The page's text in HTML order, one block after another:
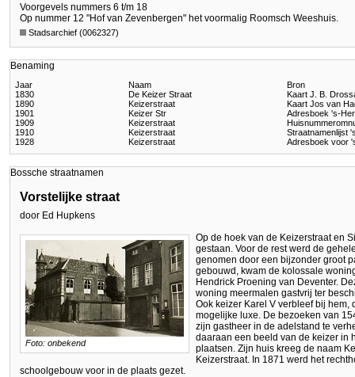
Voorgevels nummers 6 t/m 18
Op nummer 12 "Hof van Zevenbergen" het voormalig Roomsch Weeshuis.
Stadsarchief (0062327)
Benaming
Jaar Naam
Bron
1830
De Keizer Straat
Kaart J. B.
1890
Keizerstraat
Kaart Jos van
1901
Keizer Str
Adresboek 's-
1909
Keizerstraat
1910
Keizerstraat
Straatnamenlijst
1928
Keizerstraat Adresboek voor
Bossche straatnamen
Vorstelijke straat
door Ed Hupkens
Foto: onbekend
Op de hoek van de Keizerstraat en
gestaan. Voor de rest werd de
genomen door een bijzonder groot
gebouwd, kwam de kolossale
Hendrick Proening van Deventer.
woning meermalen gastvrij ter
Ook keizer Karel V verbleef bij hem,
mogelijke luxe. De bezoeken van
zijn gastheer in de adelstand te
daaraan een beeld van de keizer in
plaatsen. Zijn huis kreeg de naam
Keizerstraat. In 1871 werd het
schoolgebouw voor in de plaats gezet.